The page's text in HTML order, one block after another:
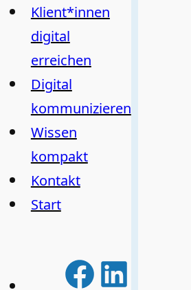
Klient*innen
digital
erreichen
Digital
kommunizieren
Wissen
kompakt
Kontakt
Start